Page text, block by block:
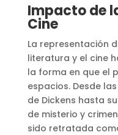
Impacto de
Cine
La representación
literatura y el cine
la forma en que el
espacios. Desde
de Dickens hasta
de misterio y
sido retratada